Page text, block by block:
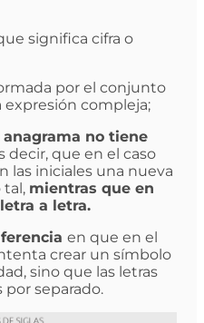
significa cifra o
por el conjunto
expresión compleja;
no tiene
decir, que en el caso
las iniciales una nueva
tal, mientras que en
a letra.
en que en el
crear un símbolo
sino que las letras
separado.